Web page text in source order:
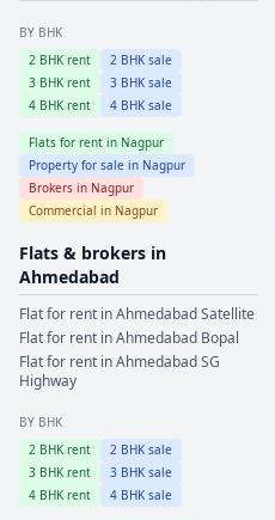
BY BHK
2 BHK rent 2 BHK sale
3 BHK rent 3 BHK sale
4 BHK rent 4 BHK sale
Flats for rent in Nagpur
Property for sale in Nagpur
Brokers in Nagpur
Commercial in Nagpur
Flats & brokers in
Ahmedabad
Flat for rent inAhmedabadSatellite
Flat for rent inAhmedabad Bopal
Flat for rent inAhmedabadSG
Highway
BY BHK
2 BHK rent 2 BHK sale
3 BHK rent 3 BHK sale
4 BHK rent 4 BHK sale